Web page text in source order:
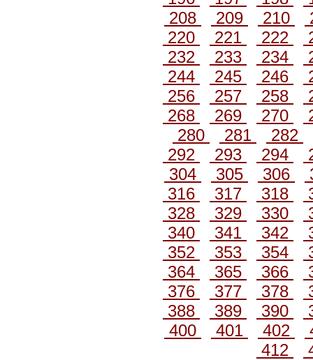
208
209 210
220
221 222
232
233 234
244
245 246
256
257 258
268
269 270
280
281
282
292
293 294
304
305 306
316
317 318
328
329 330
340
341 342
352
353 354
364
365 366
376
377 378
388
389 390
400
401 402
412